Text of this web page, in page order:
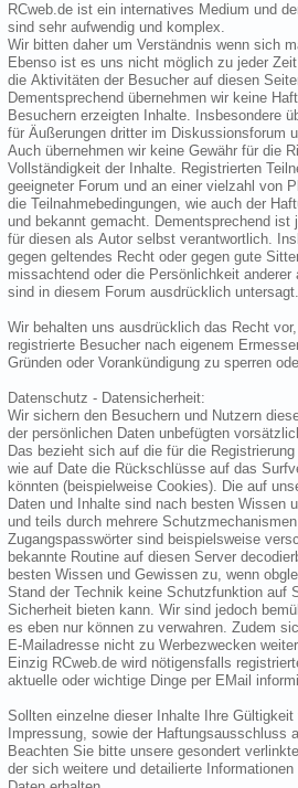
RCweb.de ist ein internatives Medium und
sind sehr aufwendig und komplex.
Wir bitten daher um Verständnis wenn sich
Ebenso ist es uns nicht möglich zu jeder
die Aktivitäten der Besucher auf diesen
Dementsprechend übernehmen wir keine
Besuchern erzeigten Inhalte. Insbesondere
für Äußerungen dritter im Diskussionsforum
Auch übernehmen wir keine Gewähr für die
Vollständigkeit der Inhalte. Registrierten
geeigneter Forum und an einer vielzahl von
die Teilnahmebedingungen, wie auch der
und bekannt gemacht. Dementsprechend ist
für diesen als Autor selbst verantwortlich.
gegen geltendes Recht oder gegen gute
missachtend oder die Persönlichkeit anderer
sind in diesem Forum ausdrücklich untersagt.
Wir behalten uns ausdrücklich das Recht
registrierte Besucher nach eigenem
Gründen oder Vorankündigung zu sperren
Datenschutz - Datensicherheit:
Wir sichern den Besuchern und Nutzern
der persönlichen Daten unbefügten
Das bezieht sich auf die für die
wie auf Date die Rückschlüsse auf das
könnten (beispielweise Cookies). Die auf
Daten und Inhalte sind nach besten Wissen
und teils durch mehrere
Zugangspasswörter sind beispielsweise
bekannte Routine auf diesen Server
besten Wissen und Gewissen zu, wenn
Stand der Technik keine Schutzfunktion auf
Sicherheit bieten kann. Wir sind jedoch
es eben nur können zu verwahren. Zudem
E-Mailadresse nicht zu Werbezwecken
Einzig RCweb.de wird nötigensfalls
aktuelle oder wichtige Dinge per EMail
Sollten einzelne dieser Inhalte Ihre
Impressung, sowie der Haftungsausschluss
Beachten Sie bitte unsere gesondert
der sich weitere und detailierte